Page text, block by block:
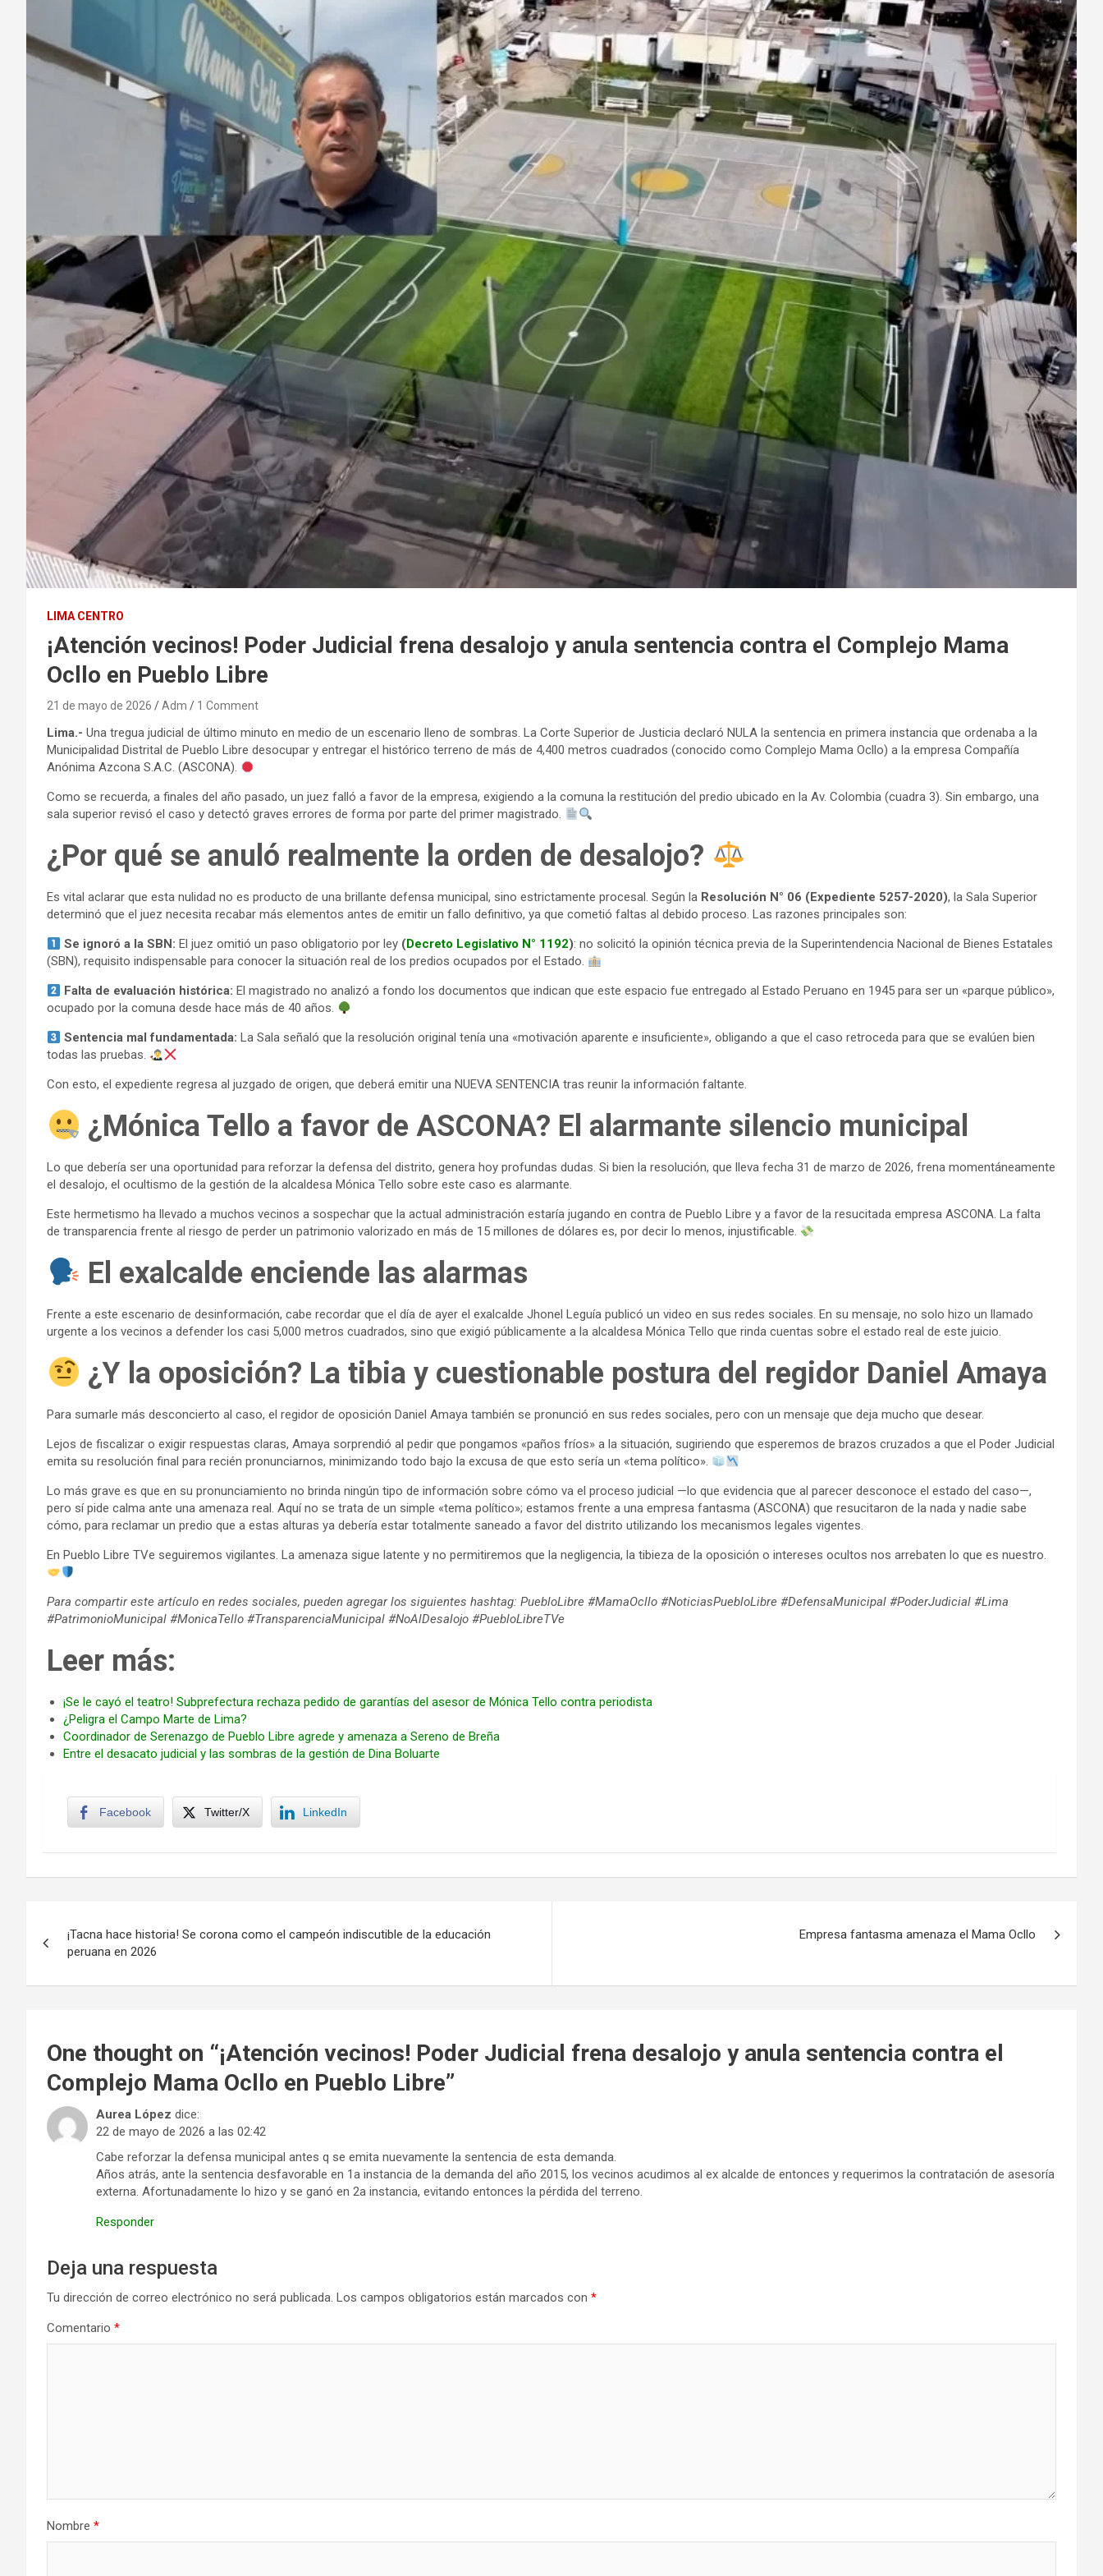
LIMA CENTRO
¡Atención vecinos! Poder Judicial frena desalojo y anula sentencia contra el Complejo Mama
Ocllo en Pueblo Libre
21 de mayo de 2026 Adm 1 Comment
Lima.- Una tregua judicial de último minuto en medio de un escenario lleno de sombras. La Corte Superior de Justicia declaró NULA la sentencia en primera instancia que ordenaba a la
Municipalidad Distrital de Pueblo Libre desocupar y entregar el histórico terreno de más de 4,400 metros cuadrados (conocido como Complejo Mama Ocllo) a la empresa Compañía
Anónima Azcona S.A.C. (ASCONA).
Como se recuerda, a finales del año pasado, un juez falló a favor de la empresa, exigiendo a la comuna la restitución del predio ubicado en la Av. Colombia (cuadra 3). Sin embargo, una
sala superior revisó el caso y detectó graves errores de forma por parte del primer magistrado.
¿Por qué se anuló realmente la orden de desalojo?
Es vital aclarar que esta nulidad no es producto de una brillante defensa municipal, sino estrictamente procesal. Según la Resolución N° 06 (Expediente 5257-2020), la Sala Superior
determinó que el juez necesita recabar más elementos antes de emitir un fallo definitivo, ya que cometió faltas al debido proceso. Las razones principales son:
Se ignoró a la SBN:El juez omitió un paso obligatorio por ley (Decreto Legislativo N° 1192): no solicitó la opinión técnica previa de la Superintendencia Nacional de Bienes Estatales
(SBN), requisito indispensable para conocer la situación real de los predios ocupados por el Estado.
Falta de evaluación histórica: El magistrado no analizó a fondo los documentos que indican que este espacio fue entregado al Estado Peruano en 1945 para ser un «parque público»,
ocupado por la comuna desde hace más de 40 años.
Sentencia mal fundamentada: La Sala señaló que la resolución original tenía una «motivación aparente e insuficiente», obligando a que el caso retroceda para que se evalúen bien
todas las pruebas.
Con esto, el expediente regresa al juzgado de origen, que deberá emitir una NUEVA SENTENCIA tras reunir la información faltante.
¿Mónica Tello a favor de ASCONA? El alarmante silencio municipal
Lo que debería ser una oportunidad para reforzar la defensa del distrito, genera hoy profundas dudas. Si bien la resolución, que lleva fecha 31 de marzo de 2026, frena momentáneamente
el desalojo, el ocultismo de la gestión de la alcaldesa Mónica Tello sobre este caso es alarmante.
Este hermetismo ha llevado a muchos vecinos a sospechar que la actual administración estaría jugando en contra de Pueblo Libre y a favor de la resucitada empresa ASCONA. La falta
de transparencia frente al riesgo de perder un patrimonio valorizado en más de 15 millones de dólares es, por decir lo menos, injustificable.
El exalcalde enciende las alarmas
Frente a este escenario de desinformación, cabe recordar que el día de ayer el exalcalde Jhonel Leguía publicó un video en sus redes sociales. En su mensaje, no solo hizo un llamado
urgente a los vecinos a defender los casi 5,000 metros cuadrados, sino que exigió públicamente a la alcaldesa Mónica Tello que rinda cuentas sobre el estado real de este juicio.
¿Y la oposición? La tibia y cuestionable postura del regidor Daniel Amaya
Para sumarle más desconcierto al caso, el regidor de oposición Daniel Amaya también se pronunció en sus redes sociales, pero con un mensaje que deja mucho que desear.
Lejos de fiscalizar o exigir respuestas claras, Amaya sorprendió al pedir que pongamos «paños fríos» a la situación, sugiriendo que esperemos de brazos cruzados a que el Poder Judicial
emita su resolución final para recién pronunciarnos, minimizando todo bajo la excusa de que esto sería un «tema político».
Lo más grave es que en su pronunciamiento no brinda ningún tipo de información sobre cómo va el proceso judicial —lo que evidencia que al parecer desconoce el estado del caso—,
pero sí pide calma ante una amenaza real. Aquí no se trata de un simple «tema político»; estamos frente a una empresa fantasma (ASCONA) que resucitaron de la nada y nadie sabe
cómo, para reclamar un predio que a estas alturas ya debería estar totalmente saneado a favor del distrito utilizando los mecanismos legales vigentes.
En Pueblo Libre TVe seguiremos vigilantes. La amenaza sigue latente y no permitiremos que la negligencia, la tibieza de la oposición o intereses ocultos nos arrebaten lo que es nuestro.
Para compartir este artículo en redes sociales, pueden agregar los siguientes hashtag: PuebloLibre #MamaOcllo #NoticiasPuebloLibre #DefensaMunicipal #PoderJudicial #Lima
#PatrimonioMunicipal #MonicaTello #TransparenciaMunicipal #NoAlDesalojo #PuebloLibreTVe
Leer más:
¡Se le cayó el teatro! Subprefectura rechaza pedido de garantías del asesor de Mónica Tello contra periodista
¿Peligra el Campo Marte de Lima?
Coordinador de Serenazgo de Pueblo Libre agrede y amenaza a Sereno de Breña
Entre el desacato judicial y las sombras de la gestión de Dina Boluarte
Facebook Twitter/X LinkedIn
de
entradas
¡Tacna hace historia! Se corona como el campeón indiscutible de la educación
peruana en 2026
Empresa fantasma amenaza el Mama Ocllo
One thought on “¡Atención vecinos! Poder Judicial frena desalojo y anula sentencia contra el
Complejo Mama Ocllo en Pueblo Libre”
Aurea López dice:
22 de mayo de 2026 a las 02:42
Cabe reforzar la defensa municipal antes q se emita nuevamente la sentencia de esta demanda.
Años atrás, ante la sentencia desfavorable en 1a instancia de la demanda del año 2015, los vecinos acudimos al ex alcalde de entonces y requerimos la contratación de asesoría
externa. Afortunadamente lo hizo y se ganó en 2a instancia, evitando entonces la pérdida del terreno.
Responder
Deja una respuesta
Tu dirección de correo electrónico no será publicada. Los campos obligatorios están marcados con *
Comentario *
Nombre *